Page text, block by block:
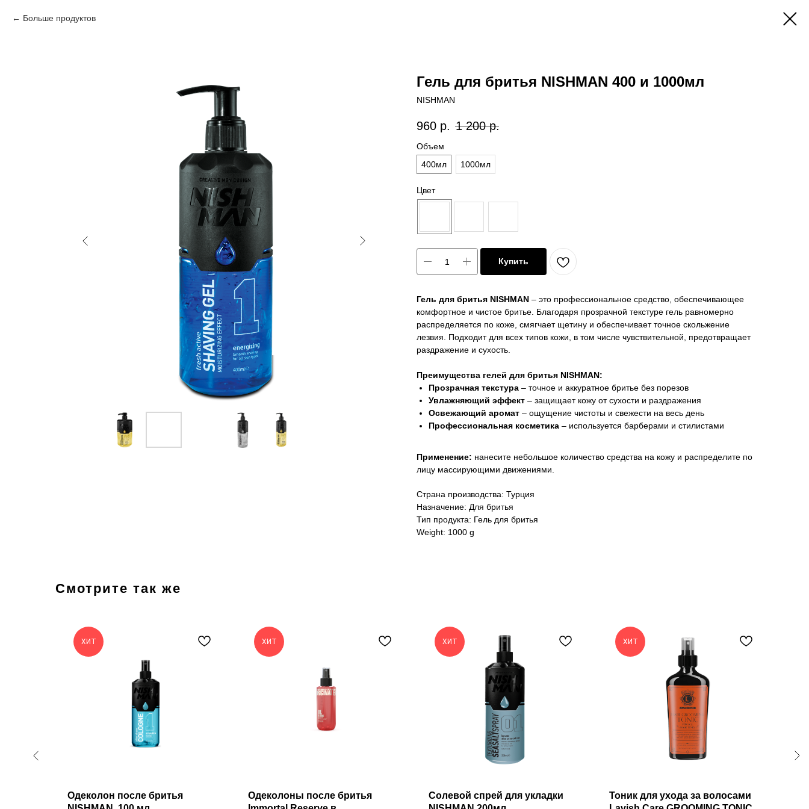
Больше продуктов
Гель для бритья NISHMAN 400 и 1000мл
NISHMAN
960 р. 1 200 р.
Объем
400мл
1000мл
Цвет
Купить
Гель для бритья NISHMAN – это профессиональное средство, обеспечивающее
комфортное и чистое бритье. Благодаря прозрачной текстуре гель равномерно
распределяется по коже, смягчает щетину и обеспечивает точное скольжение
лезвия. Подходит для всех типов кожи, в том числе чувствительной, предотвращает
раздражение и сухость.
Преимущества гелей для бритья NISHMAN:
Прозрачная текстура – точное и аккуратное бритье без порезов
Увлажняющий эффект – защищает кожу от сухости и раздражения
Освежающий аромат – ощущение чистоты и свежести на весь день
Профессиональная косметика – используется барберами и стилистами
Применение: нанесите небольшое количество средства на кожу и распределите по
лицу массирующими движениями.
Страна производства: Турция
Назначение: Для бритья
Тип продукта: Гель для бритья
Weight: 1000 g
Смотрите так же
ХИТ
Одеколон после бритья
ХИТ
Одеколоны после бритья
ХИТ
Солевой спрей для укладки
ХИТ
Тоник для ухода за волосами